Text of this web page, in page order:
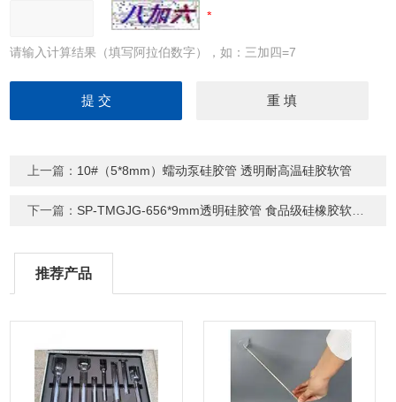
请输入计算结果（填写阿拉伯数字），如：三加四=7
上一篇： 10#（5*8mm）蠕动泵硅胶管 透明耐高温硅胶软管
下一篇： SP-TMGJG-656*9mm透明硅胶管 食品级硅橡胶软管耐高低温
推荐产品